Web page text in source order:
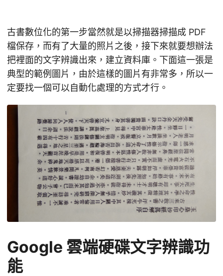
古書數位化的第一步當然就是以掃描器掃描成 PDF
檔保存，而有了大量的照片之後，接下來就要想辦法
把裡面的文字辨識出來，建立資料庫。下面這一張是
典型的範例圖片，由於這樣的圖片有非常多，所以一
定要找一個可以自動化處理的方式才行。
Google 雲端硬碟文字辨識功
能